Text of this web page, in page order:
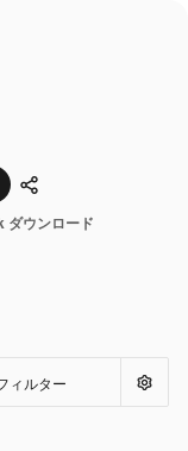
共有
ダウンロード
ィルター